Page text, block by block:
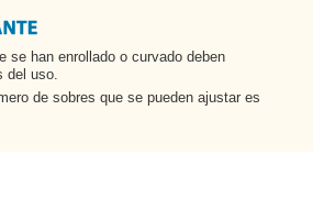
se han enrollado o curvado deben
del uso.
de sobres que se pueden ajustar es